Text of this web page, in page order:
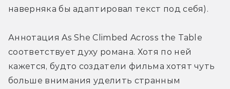
наверняка бы адаптировал текст под себя).
Аннотация As She Climbed Across the Table
соответствует духу романа. Хотя по ней
кажется, будто создатели фильма хотят чуть
больше внимания уделить странным